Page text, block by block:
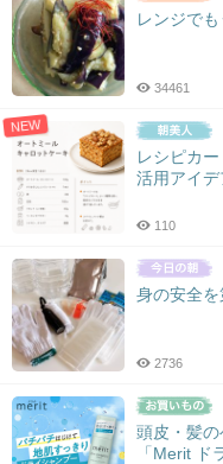
レンジで
34461
NEW
レシピカ
活用アイデ
110
身の安全
2736
頭皮・髪
「Merit ド